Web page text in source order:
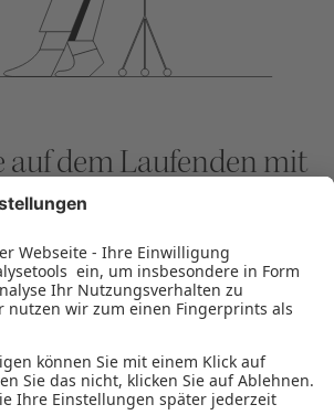
auf dem Laufenden mit
der SIKB